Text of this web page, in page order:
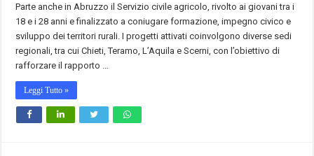
Parte anche in Abruzzo il Servizio civile agricolo, rivolto ai giovani tra i
18 e i 28 anni e finalizzato a coniugare formazione, impegno civico e
sviluppo dei territori rurali. I progetti attivati coinvolgono diverse sedi
regionali, tra cui Chieti, Teramo, L’Aquila e Scerni, con l’obiettivo di
rafforzare il rapporto …
Leggi Tutto »